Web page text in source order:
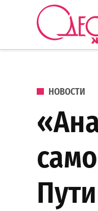
Перейти к содержанию
НОВОСТИ